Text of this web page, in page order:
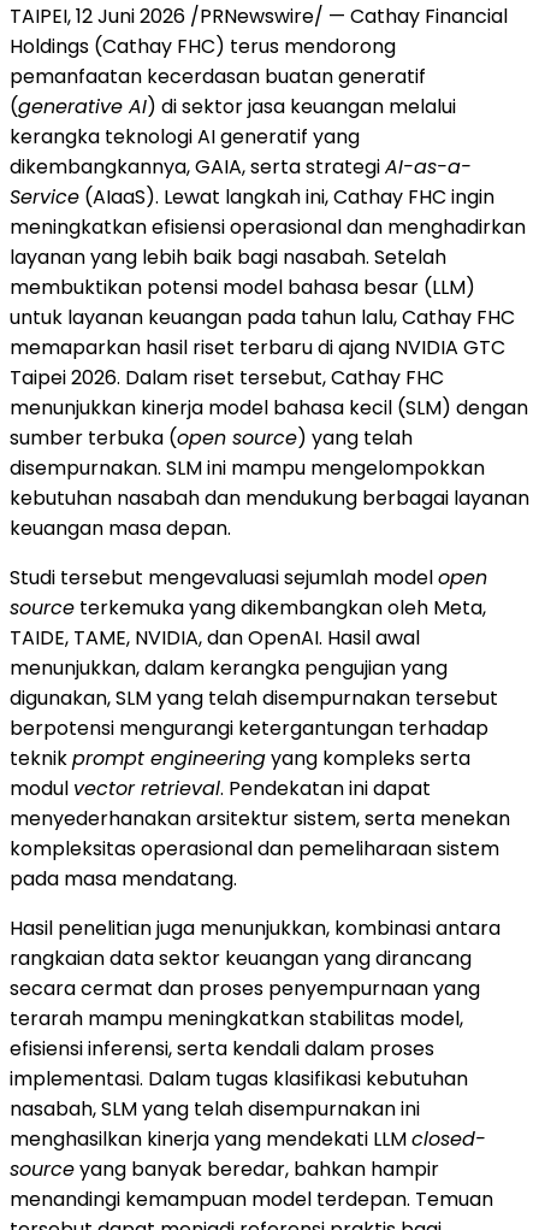
TAIPEI, 12 Juni 2026 /PRNewswire/ — Cathay Financial
Holdings (Cathay FHC) terus mendorong
pemanfaatan kecerdasan buatan generatif
(generative AI) di sektor jasa keuangan melalui
kerangka teknologi AI generatif yang
dikembangkannya, GAIA, serta strategiAI-as-a-
Service (AIaaS). Lewat langkah ini, Cathay FHC ingin
meningkatkan efisiensi operasional dan menghadirkan
layanan yang lebih baik bagi nasabah. Setelah
membuktikan potensi model bahasa besar (LLM)
untuk layanan keuangan pada tahun lalu, Cathay FHC
memaparkan hasil riset terbaru di ajang NVIDIA GTC
Taipei 2026. Dalam riset tersebut, Cathay FHC
menunjukkan kinerja model bahasa kecil (SLM) dengan
sumber terbuka (open source) yang telah
disempurnakan. SLM ini mampu mengelompokkan
kebutuhan nasabah dan mendukung berbagai layanan
keuangan masa depan.
Studi tersebut mengevaluasi sejumlah modelopen
source terkemuka yang dikembangkan oleh Meta,
TAIDE, TAME, NVIDIA, dan OpenAI. Hasil awal
menunjukkan, dalam kerangka pengujian yang
digunakan, SLM yang telah disempurnakan tersebut
berpotensi mengurangi ketergantungan terhadap
teknikprompt engineeringyang kompleks serta
modul vector retrieval. Pendekatan ini dapat
menyederhanakan arsitektur sistem, serta menekan
kompleksitas operasional dan pemeliharaan sistem
pada masa mendatang.
Hasil penelitian juga menunjukkan, kombinasi antara
rangkaian data sektor keuangan yang dirancang
secara cermat dan proses penyempurnaan yang
terarah mampu meningkatkan stabilitas model,
efisiensi inferensi, serta kendali dalam proses
implementasi. Dalam tugas klasifikasi kebutuhan
nasabah, SLM yang telah disempurnakan ini
menghasilkan kinerja yang mendekati LLMclosed-
sourceyang banyak beredar, bahkan hampir
menandingi kemampuan model terdepan. Temuan